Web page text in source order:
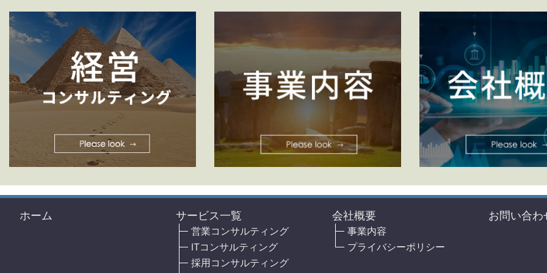
ホーム サービス一覧
営業コンサルティング
ITコンサルティング
採用コンサルティング
会社概要
事業内容
プライバシーポリシー
お問い合わ